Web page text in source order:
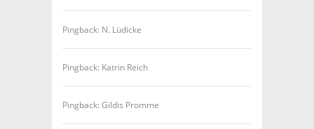
Pingback: N. Lüdicke
Pingback: Katrin Reich
Pingback: Gildis Promme